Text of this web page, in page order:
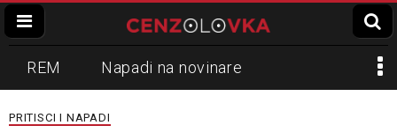
REM Napadi na novinare
Zvučni top
PRITISCI I NAPADI